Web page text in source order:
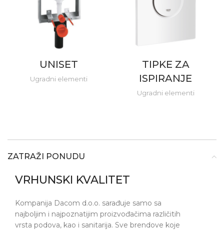
UNISET
Ugradni elementi
TIPKE ZA
ISPIRANJE
Ugradni elementi
ZATRAŽI PONUDU
VRHUNSKI KVALITET
Kompanija Dacom d.o.o. sarađuje samo sa
najboljim i najpoznatijim proizvođačima različitih
vrsta podova, kao i sanitarija. Sve brendove koje